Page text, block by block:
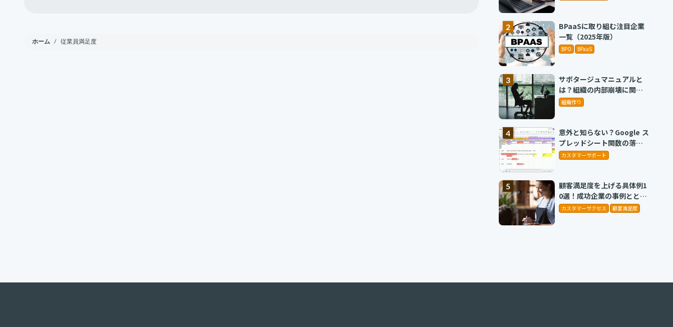
ホーム / 従業員満足度
BPaaSに取り組む注目企業
一覧（2025年版）
BPO BPaaS
サボタージュマニュアルと
は？組織の内部崩壊に関す
るバイブル
組織作り
意外と知らない？Google ス
プレッドシート関数の落と
し穴 ～集計作業を効率化
カスタマーサポート
顧客満足度を上げる具体例1
0選！成功企業の事例ととも
に解説
カスタマーサクセス 顧客満足度